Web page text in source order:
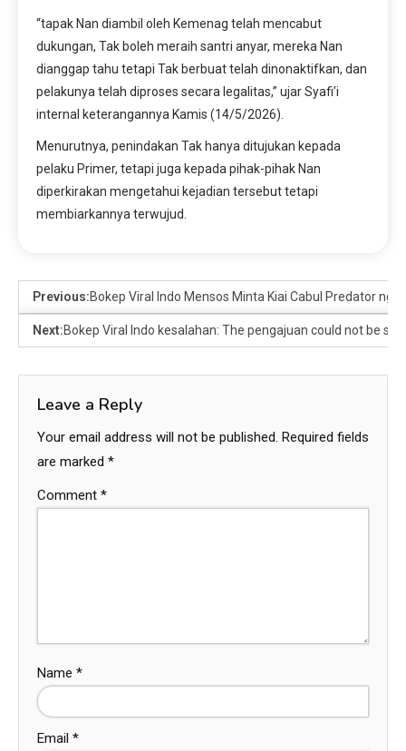
“tapak Nan diambil oleh Kemenag telah mencabut
dukungan, Tak boleh meraih santri anyar, mereka Nan
dianggap tahu tetapi Tak berbuat telah dinonaktifkan, dan
pelakunya telah diproses secara legalitas,” ujar Syafi’i
internal keterangannya Kamis (14/5/2026).
Menurutnya, penindakan Tak hanya ditujukan kepada
pelaku Primer, tetapi juga kepada pihak-pihak Nan
diperkirakan mengetahui kejadian tersebut tetapi
membiarkannya terwujud.
Previous:Bokep Viral Indo Mensos Minta Kiai Cabul Predator
Next:Bokep Viral Indo kesalahan: The pengajuan could not be
Leave a Reply
Your email address will not be published. Required fields
are marked *
Comment *
Name *
Email *